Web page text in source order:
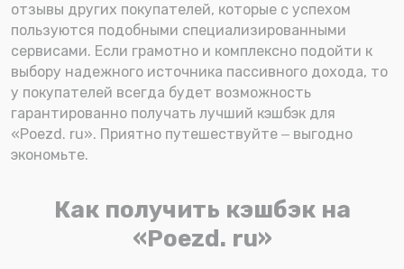
отзывы других покупателей, которые с успехом
пользуются подобными специализированными
сервисами. Если грамотно и комплексно подойти к
выбору надежного источника пассивного дохода, то
у покупателей всегда будет возможность
гарантированно получать лучший кэшбэк для
«Poezd. ru». Приятно путешествуйте ‒ выгодно
экономьте.
Как получить кэшбэк на
«Poezd. ru»